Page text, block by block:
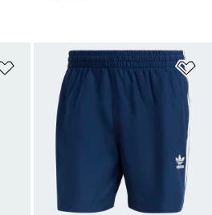
위시리스트 담기